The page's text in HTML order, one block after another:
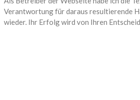
Verantwortung für daraus resultierende
wieder. Ihr Erfolg wird von Ihren